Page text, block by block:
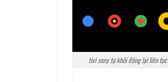
tivi sony tự khởi động lại liên tục